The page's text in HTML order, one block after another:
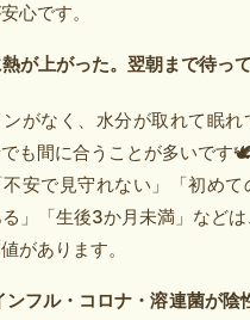
心です。
熱が上がった。翌朝まで待っ
がなく、水分が取れて眠れ
も間に合うことが多いです🕊️
安で見守れない」「初めて
」「生後3か月未満」など
があります。
ンフル・コロナ・溶連菌が